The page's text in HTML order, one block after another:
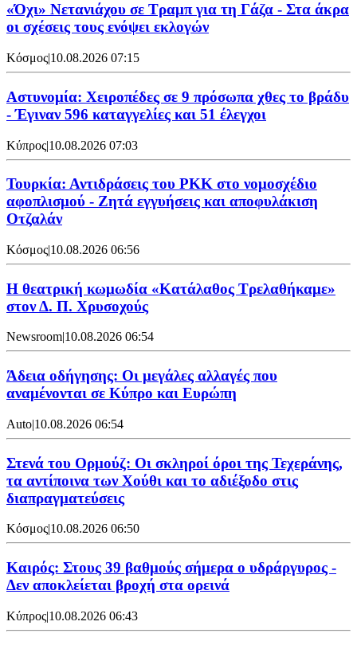
«Όχι» Νετανιάχου σε Τραμπ για τη Γάζα - Στα άκρα
οι σχέσεις τους ενόψει εκλογών
Κόσμος|10.08.2026 07:15
Αστυνομία: Χειροπέδες σε 9 πρόσωπα χθες το βράδυ
- Έγιναν 596 καταγγελίες και 51 έλεγχοι
Κύπρος|10.08.2026 07:03
Τουρκία: Αντιδράσεις του PKK στο νομοσχέδιο
αφοπλισμού - Ζητά εγγυήσεις και αποφυλάκιση
Οτζαλάν
Κόσμος|10.08.2026 06:56
Η θεατρική κωμωδία «Κατάλαθος Τρελαθήκαμε»
στον Δ. Π. Χρυσοχούς
Newsroom|10.08.2026 06:54
Άδεια οδήγησης: Οι μεγάλες αλλαγές που
αναμένονται σε Κύπρο και Ευρώπη
Auto|10.08.2026 06:54
Στενά του Ορμούζ: Οι σκληροί όροι της Τεχεράνης,
τα αντίποινα των Χούθι και το αδιέξοδο στις
διαπραγματεύσεις
Κόσμος|10.08.2026 06:50
Καιρός: Στους 39 βαθμούς σήμερα ο υδράργυρος -
Δεν αποκλείεται βροχή στα ορεινά
Κύπρος|10.08.2026 06:43